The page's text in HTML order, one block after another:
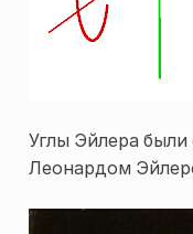
Углы Эйлера
Леонардом